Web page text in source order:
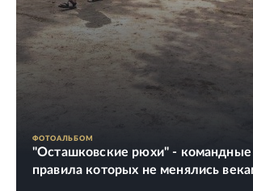
ФОТОАЛЬБОМ
"Осташковские рюхи" - командные
правила которых не менялись